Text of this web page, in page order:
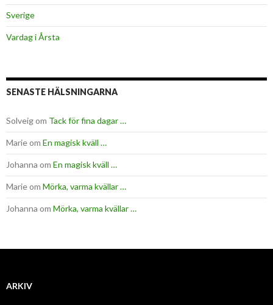
Sverige
Vardag i Årsta
SENASTE HÄLSNINGARNA
Solveigom Tack för fina dagar …
Marieom En magisk kväll …
Johanna om En magisk kväll …
Marieom Mörka, varma kvällar …
Johanna om Mörka, varma kvällar …
ARKIV